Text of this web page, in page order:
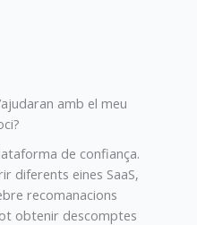
amb el meu
de confiança.
diferents eines SaaS,
recomanacions
obtenir descomptes